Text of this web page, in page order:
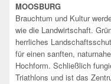
MOOSBURG
Brauchtum und Kultur
wie die Landwirtschaft.
herrliches
für einen sanften,
Hochform. Schließlich
Triathlons und ist das